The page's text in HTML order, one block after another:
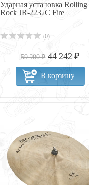
Ударная установка Rolling
Rock JR-2232C Fire
(0)
59 900 ₽ 44 242 ₽
В корзину